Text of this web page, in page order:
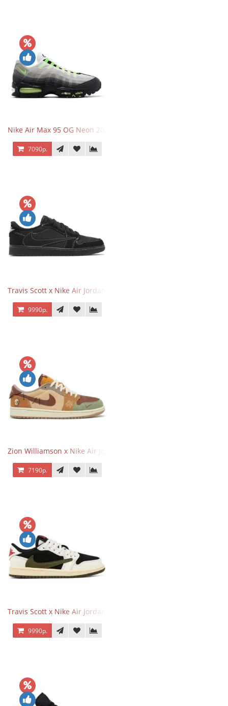
Nike Air Max 95 OG Neon 2025
7090р.
Travis Scott x Nike Air Jordan 1 Retro Low OG SP Black Phantom
9990р.
Zion Williamson x Nike Air Jordan 1 Retro Low OG Voodoo
7190р.
Travis Scott x Nike Air Jordan 1 Retro Low OG SP Olive
9990р.